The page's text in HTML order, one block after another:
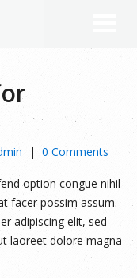
0 Comments
option congue nihil
facer possim assum.
adipiscing elit, sed
laoreet dolore magna